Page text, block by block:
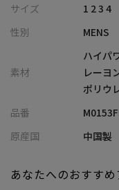
る仕上がりです。さら
じるひんやり感が、真夏
の上質さと機能性を両
す。
ほどよく腰まわりにゆ
に絞ったスリムテーパ
妙で、スマートかつ快適
サイズ
1 2 3 4
性別
MENS
素材
ハイパ
レーヨ
ポリウ
品番
原産国
中国製
あなたへのおすすめ